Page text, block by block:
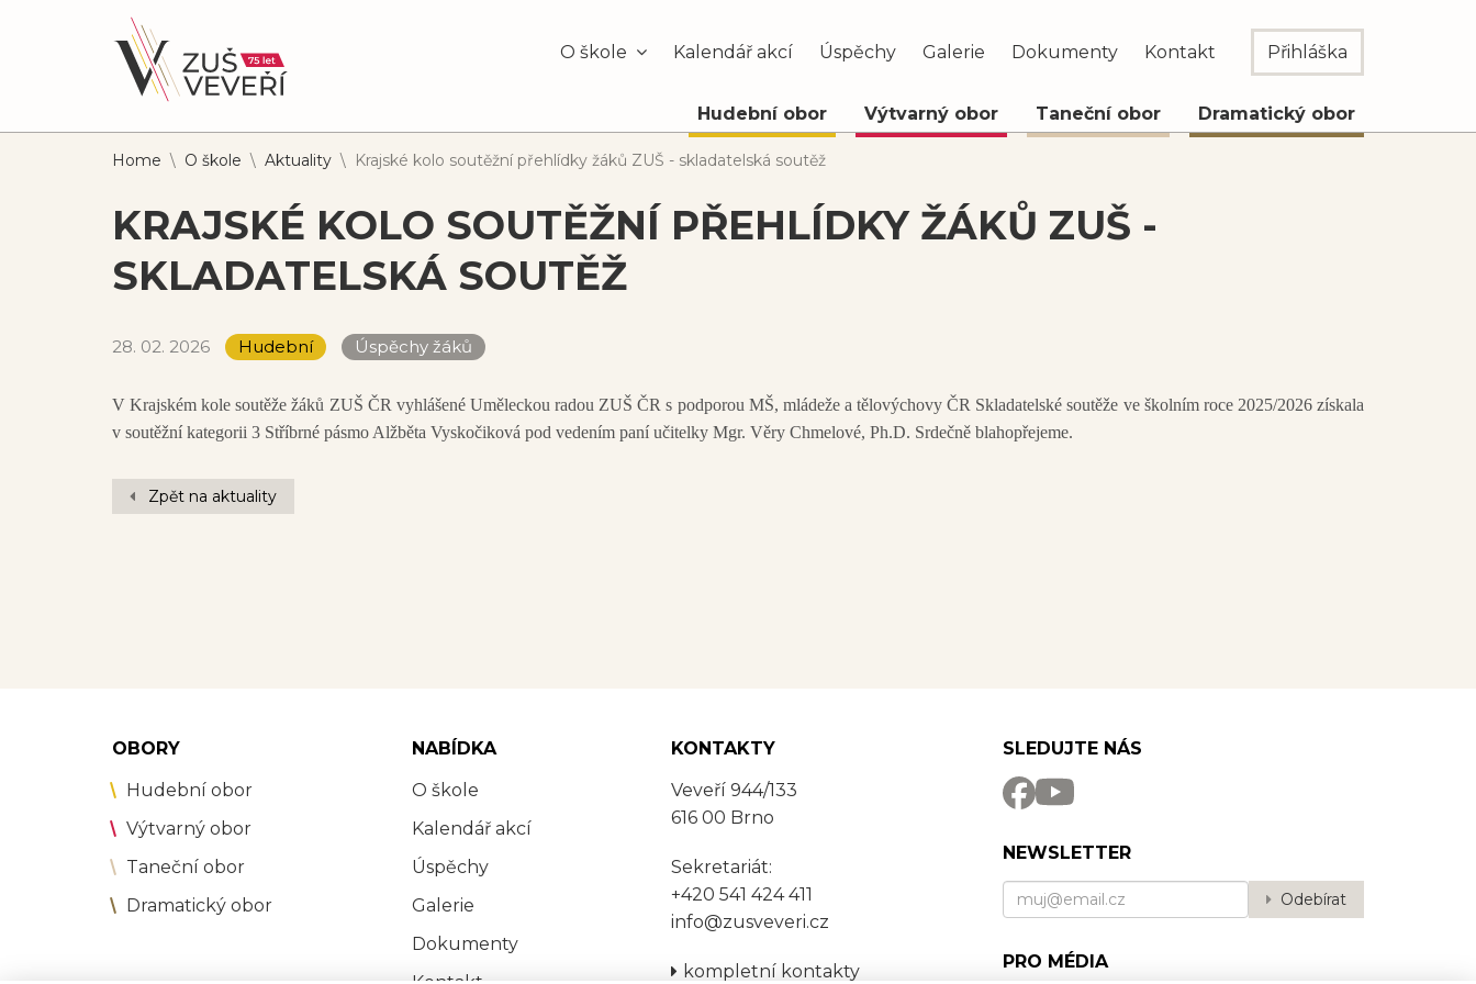
O škole Kalendář akcí Úspěchy Galerie Dokumenty Kontakt Přihláška
Hudební obor Výtvarný obor Taneční obor Dramatický obor
Home \ O škole \ Aktuality \ Krajské kolo soutěžní přehlídky žáků ZUŠ - skladatelská soutěž
KRAJSKÉ KOLO SOUTĚŽNÍ PŘEHLÍDKY ŽÁKŮ ZUŠ -
SKLADATELSKÁ SOUTĚŽ
28. 02. 2026 Hudební Úspěchy žáků
V Krajském kole soutěže žáků ZUŠ ČR vyhlášené Uměleckou radou ZUŠ ČR s podporou MŠ, mládeže a tělovýchovy ČR Skladatelské soutěže ve školním roce 2025/2026 získala
v soutěžní kategorii 3 Stříbrné pásmo Alžběta Vyskočiková pod vedením paní učitelky Mgr. Věry Chmelové, Ph.D. Srdečně blahopřejeme.
Zpět na aktuality
OBORY
Hudební obor
Výtvarný obor
Taneční obor
Dramatický obor
NABÍDKA
O škole
Kalendář akcí
Úspěchy
Galerie
Dokumenty
KONTAKTY
Veveří 944/133
616 00 Brno
Sekretariát:
+420 541 424 411
info@zusveveri.cz
kompletní kontakty
SLEDUJTE NÁS
NEWSLETTER
Odebírat
PRO MÉDIA